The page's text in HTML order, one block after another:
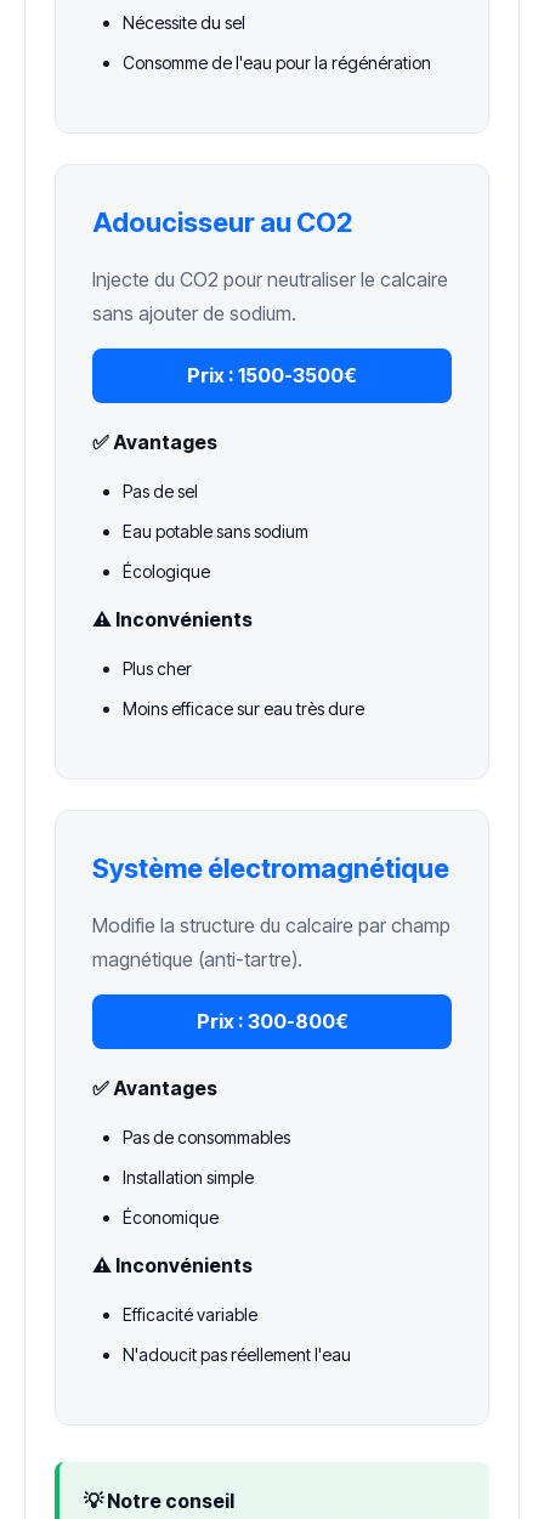
Nécessite du sel
Consomme de l'eau pour la régénération
Adoucisseur au CO2
Injecte du CO2 pour neutraliser le calcaire
sans ajouter de sodium.
Prix : 1500-3500€
✅ Avantages
Pas de sel
Eau potable sans sodium
Écologique
⚠️ Inconvénients
Plus cher
Moins efficace sur eau très dure
Système électromagnétique
Modifie la structure du calcaire par champ
magnétique (anti-tartre).
Prix : 300-800€
✅ Avantages
Pas de consommables
Installation simple
Économique
⚠️ Inconvénients
Efficacité variable
N'adoucit pas réellement l'eau
💡 Notre conseil